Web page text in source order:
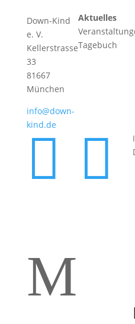
Down-Kind
e. V.
Kellerstrasse
33
81667
München
info@down-
kind.de
Aktuelles
Tagebuch
 
M